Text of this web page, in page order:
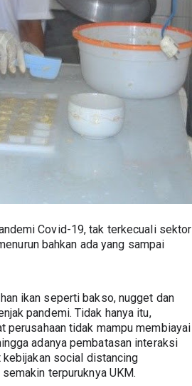
Covid-19, tak terkecuali sektor
bahkan ada yang sampai
ikan seperti bakso, nugget dan
pandemi. Tidak hanya itu,
perusahaan tidak mampu membiayai
adanya pembatasan interaksi
kebijakan social distancing
terpuruknya UKM.